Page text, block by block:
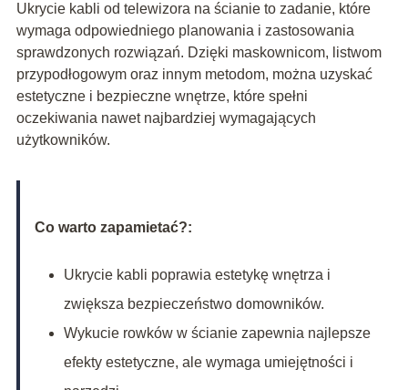
Ukrycie kabli od telewizora na ścianie to zadanie, które
wymaga odpowiedniego planowania i zastosowania
sprawdzonych rozwiązań. Dzięki maskownicom, listwom
przypodłogowym oraz innym metodom, można uzyskać
estetyczne i bezpieczne wnętrze, które spełni
oczekiwania nawet najbardziej wymagających
użytkowników.
Co warto zapamietać?:
Ukrycie kabli poprawia estetykę wnętrza i
zwiększa bezpieczeństwo domowników.
Wykucie rowków w ścianie zapewnia najlepsze
efekty estetyczne, ale wymaga umiejętności i